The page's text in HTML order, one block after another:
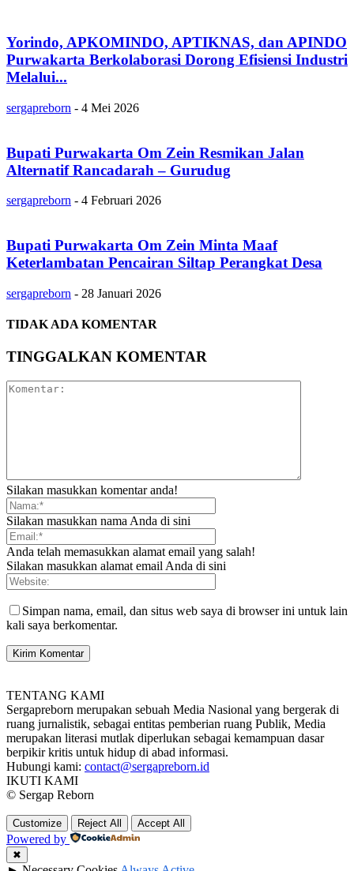
Yorindo, APKOMINDO, APTIKNAS, dan APINDO
Purwakarta Berkolaborasi Dorong Efisiensi Industri
Melalui...
sergapreborn - 4 Mei 2026
Bupati Purwakarta Om Zein Resmikan Jalan
Alternatif Rancadarah – Gurudug
sergapreborn - 4 Februari 2026
Bupati Purwakarta Om Zein Minta Maaf
Keterlambatan Pencairan Siltap Perangkat Desa
sergapreborn - 28 Januari 2026
TIDAK ADA KOMENTAR
TINGGALKAN KOMENTAR
Silakan masukkan komentar anda!
Silakan masukkan nama Anda di sini
Anda telah memasukkan alamat email yang salah!
Silakan masukkan alamat email Anda di sini
Simpan nama, email, dan situs web saya di browser ini untuk lain
kali saya berkomentar.
TENTANG KAMI
Sergapreborn merupakan sebuah Media Nasional yang bergerak di
ruang jurnalistik, sebagai entitas pemberian ruang Publik, Media
merupakan literasi mutlak diperlukan sebagai kemampuan dasar
berpikir kritis untuk hidup di abad informasi.
Hubungi kami: contact@sergapreborn.id
IKUTI KAMI
© Sergap Reborn
Customize Reject All Accept All
Powered by
✖